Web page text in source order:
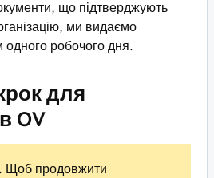
що підтверджують
ми видаємо
одного робочого дня.
для
OV
Щоб продовжити